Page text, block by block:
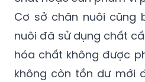
Cơ sở chăn nuôi cũng
nuôi đã sử dụng chất
hóa chất không được
không còn tồn dư mới